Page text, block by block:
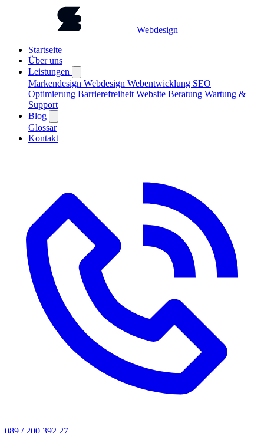
Webdesign
Startseite
Über uns
Leistungen
Markendesign Webdesign Webentwicklung SEO
Optimierung Barrierefreiheit Website Beratung Wartung &
Support
Blog
Glossar
Kontakt
089 / 200 392 27